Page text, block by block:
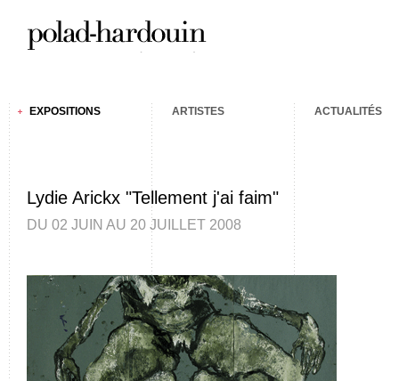
EXPOSITIONS ARTISTES ACTUALITÉS
Lydie Arickx "Tellement j'ai faim"
DU 02 JUIN AU 20 JUILLET 2008